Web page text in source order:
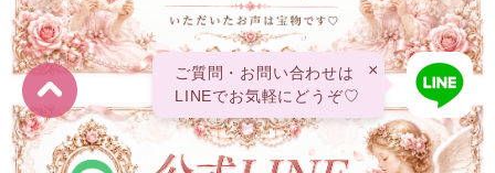
ご質問・お問い合わせは
LINEでお気軽にどうぞ♡
×